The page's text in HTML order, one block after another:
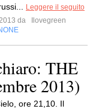
Leggere il seguito
da
Ilovegreen
THE
2013)
ore 21,10. Il